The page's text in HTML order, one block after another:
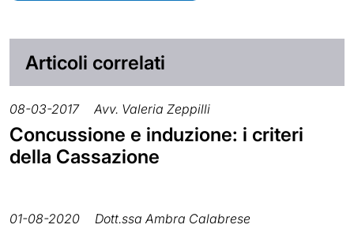
Articoli correlati
08-03-2017 Avv. Valeria Zeppilli
Concussione e induzione: i criteri
della Cassazione
01-08-2020 Dott.ssa Ambra Calabrese